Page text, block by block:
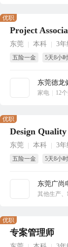
Project
东莞 本科 3年
五险一金 5天8小时
东莞德龙
家电 12
优职
立即沟通
东莞 本科 3年
五险一金 5天8小时
东莞广尚
其他生产
优职
立即沟通
专案管理师
优职